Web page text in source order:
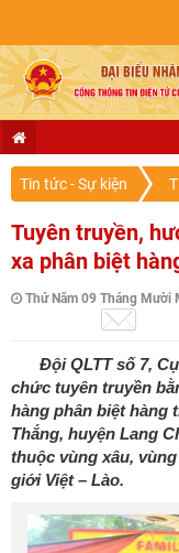
Tin tức - Sự kiện
Tuyên truyền,
xa phân biệt
Thứ Năm 09 Tháng Mười
Đội QLTT số 7,
chức tuyên truyền
hàng phân biệt hàng
Thắng, huyện Lang
thuộc vùng xâu,
giới Việt – Lào.